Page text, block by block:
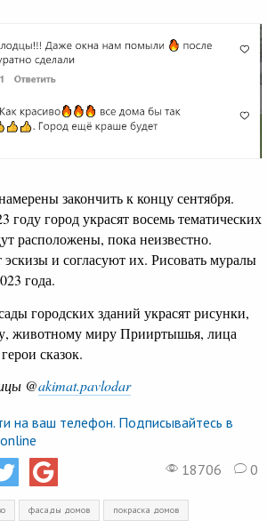
закончить к концу сентября.
году город украсят восемь тематических
расположены, пока неизвестно.
эскизы и согласуют их. Рисовать муралы
года.
городских зданий украсят рисунки,
животному миру Прииртышья, лица
сказок.
@akimat.pavlodar
на ваш телефон. Подписывайтесь в
18706
0
фасады домов покраска домов